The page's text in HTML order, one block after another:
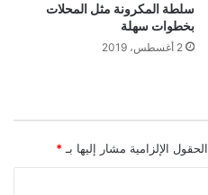
سلطة المكرونة مثل المحلات
بخطوات سهلة
2 أغسطس، 2019
الحقول الإلزامية مشار إليها بـ *